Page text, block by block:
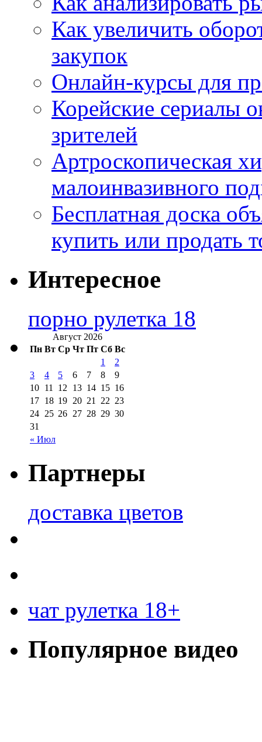
Как увеличить
закупок
Онлайн-курсы для
Корейские сериалы
зрителей
Артроскопическая
малоинвазивного
Бесплатная доска
купить или продать
Интересное
порно рулетка 18
Август 2026
Пн Вт Ср Чт Пт Сб Вс
« Июл
1
2
3
4 5 6 7 8
9
10 11 12 13 14 15 16
17 18 19 20 21 22 23
24 25 26 27 28 29 30
31
Партнеры
доставка цветов
чат рулетка 18+
Популярное видео